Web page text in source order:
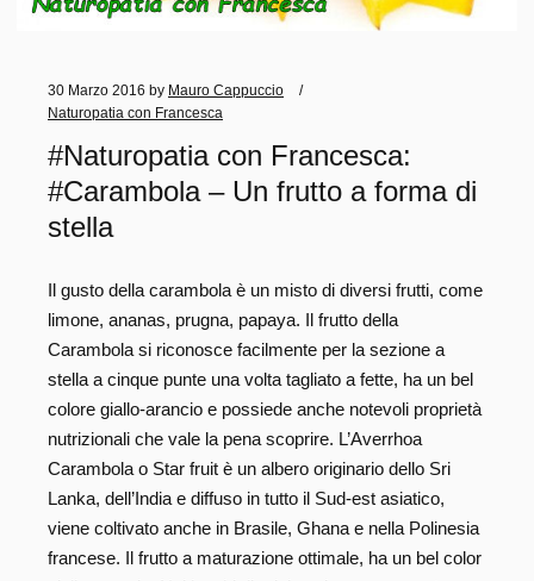
30 Marzo 2016 by Mauro Cappuccio
Naturopatia con Francesca
#Naturopatia con Francesca:
#Carambola – Un frutto a forma di
stella
Il gusto della carambola è un misto di diversi frutti, come
limone, ananas, prugna, papaya. Il frutto della
Carambola si riconosce facilmente per la sezione a
stella a cinque punte una volta tagliato a fette, ha un bel
colore giallo-arancio e possiede anche notevoli proprietà
nutrizionali che vale la pena scoprire. L’Averrhoa
Carambola o Star fruit è un albero originario dello Sri
Lanka, dell’India e diffuso in tutto il Sud-est asiatico,
viene coltivato anche in Brasile, Ghana e nella Polinesia
francese. Il frutto a maturazione ottimale, ha un bel color